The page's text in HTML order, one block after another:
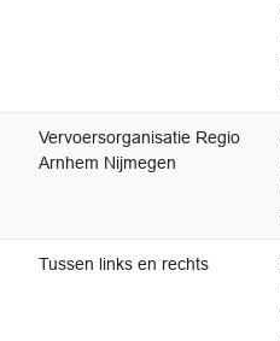
Vervoersorganisatie Regio
Arnhem Nijmegen
Tussen links en rechts